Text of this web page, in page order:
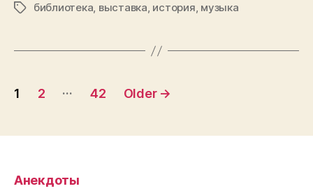
Пушкина
на
Tagsбиблиотека, выставка, история, музыка
Posts
1 2 … 42 Older →
Анекдоты